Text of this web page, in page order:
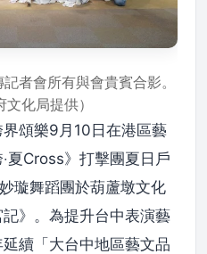
者會所有與會貴賓合影。
文化局提供）
頌樂9月10日在港區藝
夏Cross》打擊團夏日戶
璇舞蹈團於葫蘆墩文化
》。為提升台中表演藝
續「大台中地區藝文品